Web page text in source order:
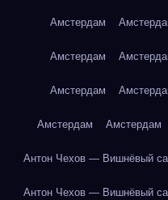
Амстердам
Амстердам
Амстердам
Амстердам Амстердам
Антон Чехов — Вишнёвый
Антон Чехов — Вишнёвый